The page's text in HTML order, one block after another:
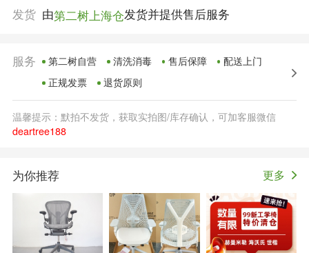
发货 由第二树上海仓发货并提供售后服务
服务 第二树自营 清洗消毒 售后保障
配送上门
正规发票
退货原则
温馨提示：默拍不发货，获取实拍图/库存确认，可加客服微信
deartree188
为你推荐 更多